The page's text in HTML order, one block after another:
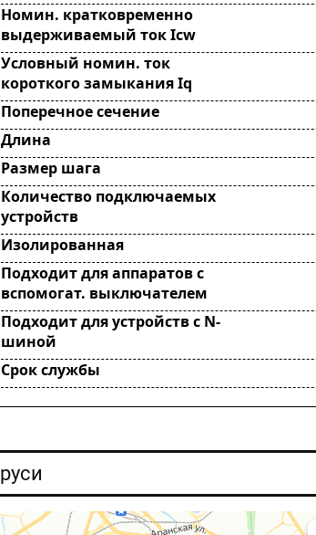
Номин. кратковременно
выдерживаемый ток Icw
Условный номин. ток
короткого замыкания Iq
Поперечное сечение
Длина
Размер шага
Количество подключаемых
устройств
Изолированная
Подходит для аппаратов с
вспомогат. выключателем
Подходит для устройств с N-
шиной
Срок службы